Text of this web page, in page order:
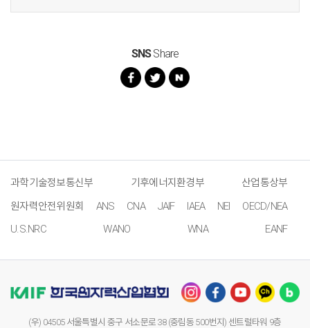
SNSShare
과학기술정보통신부 기후에너지환경부
산업통상부
원자력안전위원회
ANS CNA JAIF IAEA NEI
OECD/NEA
U.S.NRC
WANO WNA EANF
(우) 04505 서울특별시 중구 서소문로 38 (중림동 500번지) 센트럴타워 9층